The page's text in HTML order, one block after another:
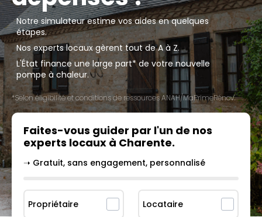
Notre simulateur estime vos aides en quelques
étapes.
Nos experts locaux gèrent tout de A à Z.
L'État finance une large part* de votre nouvelle
pompe à chaleur.
*Selon éligibilité et conditions de ressources ANAH/MaPrimeRénov'.
Faites-vous guider par l'un de nos
experts locaux à Charente.
➝ Gratuit, sans engagement, personnalisé
Propriétaire Locataire